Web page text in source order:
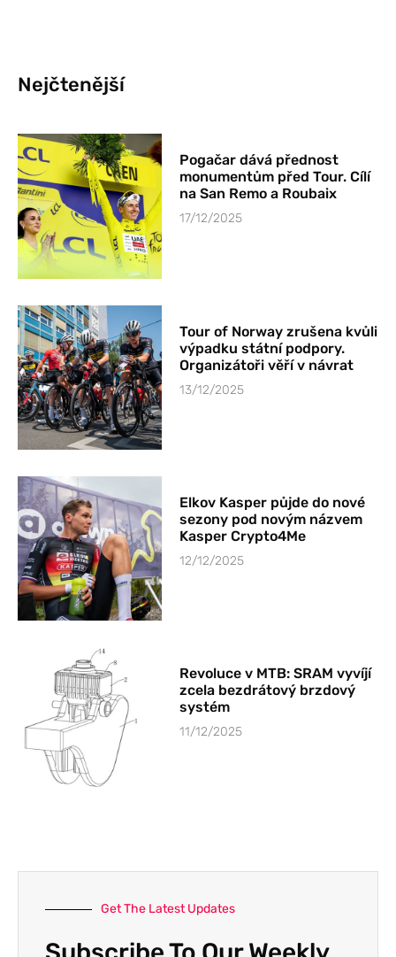
Nejčtenější
Pogačar dává přednost
monumentům před Tour. Cílí
na San Remo a Roubaix
17/12/2025
Tour of Norway zrušena kvůli
výpadku státní podpory.
Organizátoři věří v návrat
13/12/2025
Elkov Kasper půjde do nové
sezony pod novým názvem
Kasper Crypto4Me
12/12/2025
Revoluce v MTB: SRAM vyvíjí
zcela bezdrátový brzdový
systém
11/12/2025
Get The Latest Updates